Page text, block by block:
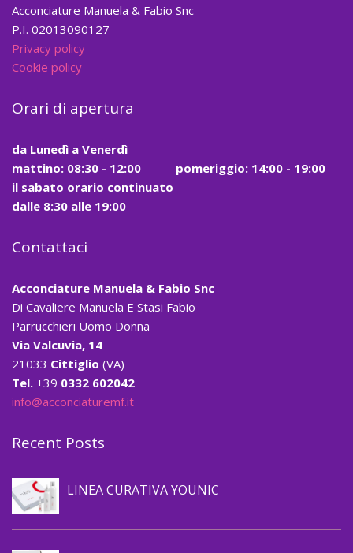
Acconciature Manuela & Fabio Snc
P.I. 02013090127
Privacy policy
Cookie policy
Orari di apertura
da Lunedì a Venerdì
mattino: 08:30 - 12:00
pomeriggio: 14:00 - 19:00
il sabato orario continuato
dalle 8:30 alle 19:00
Contattaci
Acconciature Manuela & Fabio Snc
Di Cavaliere Manuela E Stasi Fabio
Parrucchieri Uomo Donna
Via Valcuvia, 14
21033 Cittiglio (VA)
Tel. +39 0332 602042
info@acconciaturemf.it
Recent PostsPrevenzione caduta capelli
LINEA CURATIVA YOUNIC